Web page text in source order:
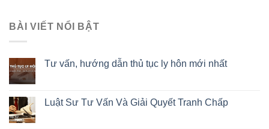
BÀI VIẾT NỔI BẬT
Tư vấn, hướng dẫn thủ tục ly hôn mới nhất
Luật Sư Tư Vấn Và Giải Quyết Tranh Chấp